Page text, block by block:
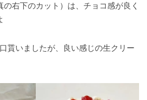
の右下のカット）は、チョコ感が良く
貰いましたが、良い感じの生クリー